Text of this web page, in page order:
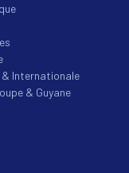
& Internationale
& Guyane